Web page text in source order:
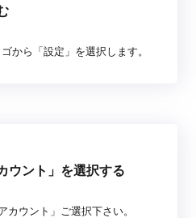
から「設定」を選択します。
ウント」を選択する
カウント」ご選択下さい。